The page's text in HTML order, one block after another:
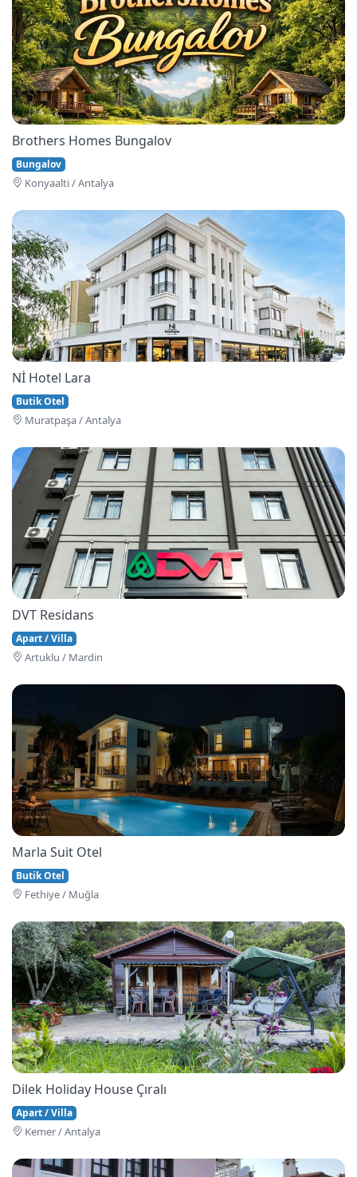
Brothers Homes Bungalov
Bungalov
Konyaalti / Antalya
Nİ Hotel Lara
Butik Otel
Muratpaşa / Antalya
DVT Residans
Apart / Villa
Artuklu / Mardin
Marla Suit Otel
Butik Otel
Fethi̇ye / Muğla
Dilek Holiday House Çıralı
Apart / Villa
Kemer / Antalya